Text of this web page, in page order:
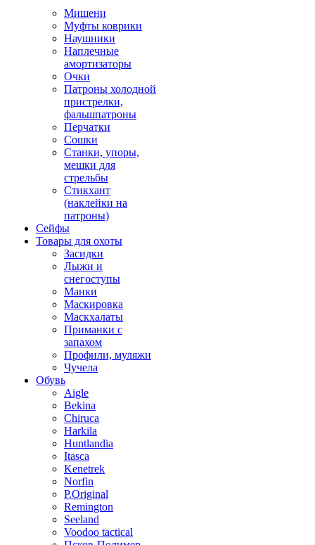
Мишени
Муфты коврики
Наушники
Наплечные
амортизаторы
Очки
Патроны холодной
пристрелки,
фальшпатроны
Перчатки
Сошки
Станки, упоры,
мешки для
стрельбы
Стикхант
(наклейки на
патроны)
Сейфы
Товары для охоты
Засидки
Лыжи и
снегоступы
Манки
Маскировка
Маскхалаты
Приманки с
запахом
Профили, муляжи
Чучела
Обувь
Aigle
Bekina
Chiruсa
Harkila
Huntlandia
Itasca
Kenetrek
Norfin
P.Original
Remington
Seeland
Voodoo tactical